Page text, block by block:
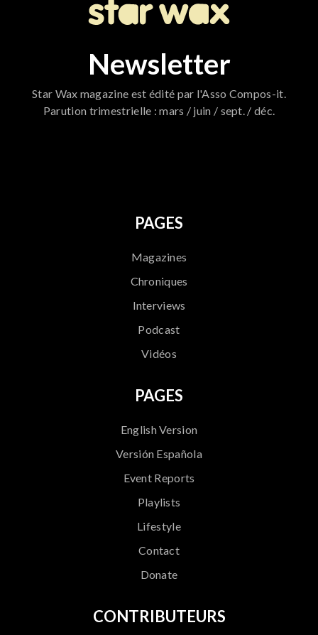
Newsletter
Star Wax magazine est édité par l'Asso Compos-it.
Parution trimestrielle : mars / juin / sept. / déc.
PAGES
Magazines
Chroniques
Interviews
Podcast
Vidéos
PAGES
English Version
Versión Española
Event Reports
Playlists
Lifestyle
Contact
Donate
CONTRIBUTEURS